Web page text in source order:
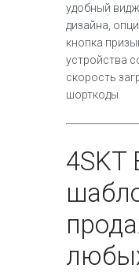
удобный
дизайна,
кнопка
устройства
скорость
шорткоды.
4SKT